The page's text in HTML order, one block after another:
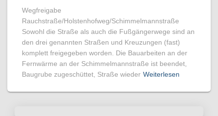
Wegfreigabe
Rauchstraße/Holstenhofweg/Schimmelmannstraße
Sowohl die Straße als auch die Fußgängerwege sind an
den drei genannten Straßen und Kreuzungen (fast)
komplett freigegeben worden. Die Bauarbeiten an der
Fernwärme an der Schimmelmannstraße ist beendet,
Baugrube zugeschüttet, Straße wieder Weiterlesen